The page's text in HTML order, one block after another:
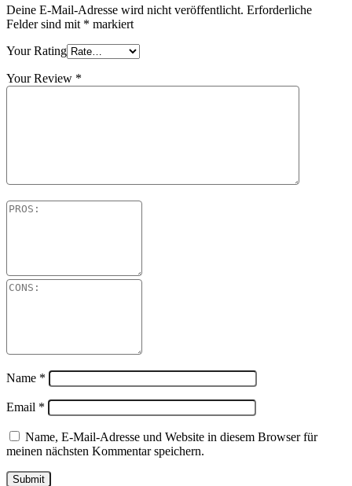
Deine E-Mail-Adresse wird nicht veröffentlicht. Erforderliche
Felder sind mit * markiert
Your Rating
Your Review *
Name *
Email *
Name, E-Mail-Adresse und Website in diesem Browser für
meinen nächsten Kommentar speichern.